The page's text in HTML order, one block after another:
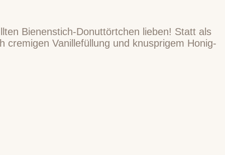
Bienenstich-Donuttörtchen lieben! Statt als
Vanillefüllung und knusprigem Honig-